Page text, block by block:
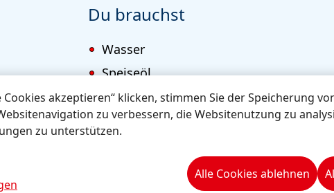
Du brauchst
Wasser
Speiseöl
Kleine Mengen unterschiedlicher
Milchsorten, Sahne, Kaffeesahne,
Vollmilch, Hafermilch
Pipetten oder Tropfer von
Filter- oder Löschpapier
Cookies akzeptieren“ klicken, stimmen Sie der Speicherung
zu verbessern, die Websitenutzung zu
zu unterstützen.
Alle Cookies ablehnen